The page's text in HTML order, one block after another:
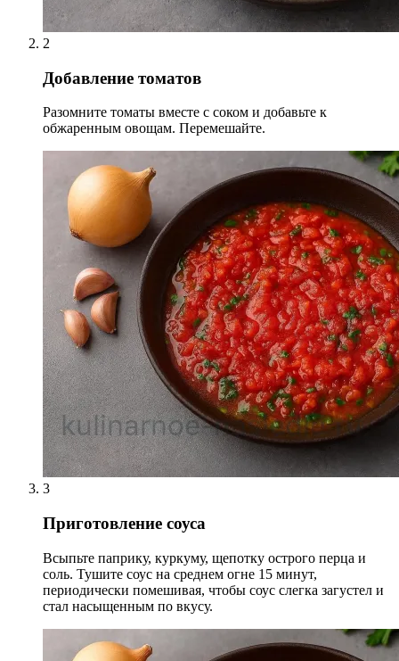
2
Добавление томатов
Разомните томаты вместе с соком и добавьте к
обжаренным овощам. Перемешайте.
3
Приготовление соуса
Всыпьте паприку, куркуму, щепотку острого перца и
соль. Тушите соус на среднем огне 15 минут,
периодически помешивая, чтобы соус слегка загустел и
стал насыщенным по вкусу.